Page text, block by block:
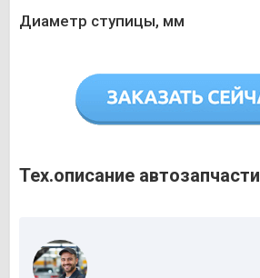
Диаметр ступицы, мм
Тех.описание автозапчасти